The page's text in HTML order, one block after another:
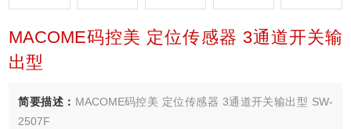
MACOME码控美 定位传感器 3通道开关输
出型
简要描述： MACOME码控美 定位传感器 3通道开关输出型 SW-
2507F